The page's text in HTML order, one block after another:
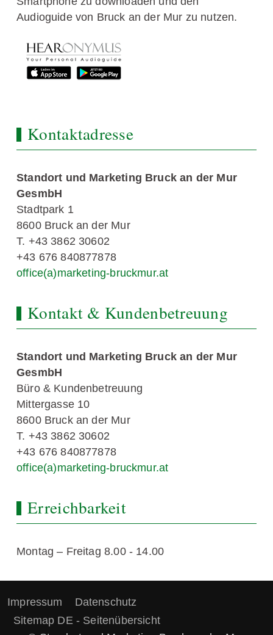
Audioguide von Bruck an der Mur zu nutzen.
Kontaktadresse
Standort und Marketing Bruck an der Mur
GesmbH
Stadtpark 1
8600 Bruck an der Mur
T. +43 3862 30602
+43 676 840877878
office(a)marketing-bruckmur.at
Kontakt & Kundenbetreuung
Standort und Marketing Bruck an der Mur
GesmbH
Büro & Kundenbetreuung
Mittergasse 10
8600 Bruck an der Mur
T. +43 3862 30602
+43 676 840877878
office(a)marketing-bruckmur.at
Erreichbarkeit
Montag – Freitag 8.00 - 14.00
Impressum
Datenschutz
Sitemap DE - Seitenübersicht